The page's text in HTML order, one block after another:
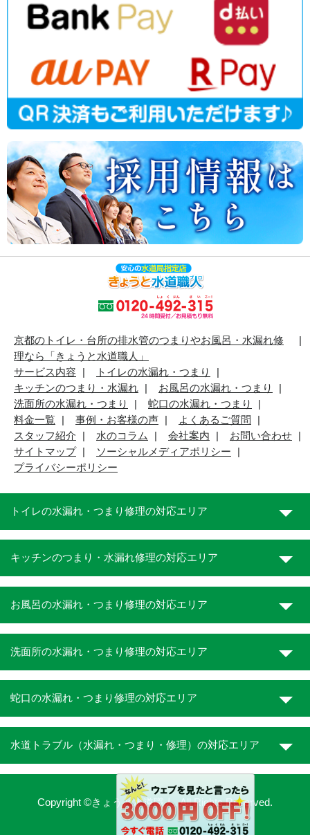
京都のトイレ・台所の排水管のつまりやお風呂・水漏れ修
理なら「きょうと水道職人」
サービス内容
トイレの水漏れ・つまり
キッチンのつまり・水漏れ
お風呂の水漏れ・つまり
洗面所の水漏れ・つまり
蛇口の水漏れ・つまり
料金一覧
事例・お客様の声
よくあるご質問
スタッフ紹介
水のコラム 会社案内
お問い合わせ
サイトマップ
ソーシャルメディアポリシー
プライバシーポリシー
トイレの水漏れ・つまり修理の対応エリア
キッチンのつまり・水漏れ修理の対応エリア
お風呂の水漏れ・つまり修理の対応エリア
洗面所の水漏れ・つまり修理の対応エリア
蛇口の水漏れ・つまり修理の対応エリア
水道トラブル（水漏れ・つまり・修理）の対応エリア
Copyright ©きょうと水道職人. All Rights Reserved.